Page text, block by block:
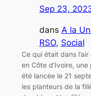
Sep 23,
dans A la
RSO, Social
Ce qui était dans
en Côte d’Ivoire,
été lancée le 21
les planteurs de la